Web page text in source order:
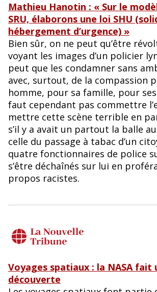
Mathieu Hanotin : « Sur le
SRU, élaborons une loi SHU
hébergement d’urgence) »
Bien sûr, on ne peut qu’être
voyant les images d’un policier
peut que les condamner sans
avec, surtout, de la compassion
homme, pour sa famille, pour
faut cependant pas commettre
mettre cette scène terrible en
s’il y a avait un partout la balle
celle du passage à tabac d’un
quatre fonctionnaires de police
s’être déchaînés sur lui en
propos racistes.
Voyages spatiaux : la NASA fait
découverte